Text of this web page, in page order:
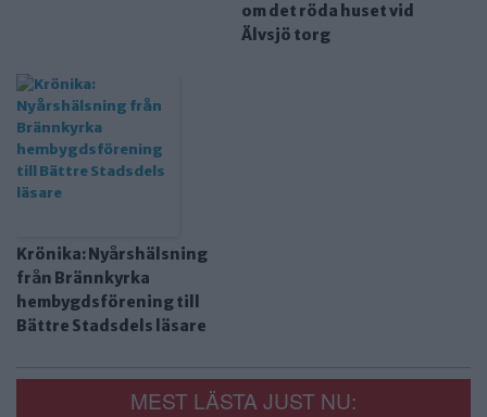
om det röda huset vid
Älvsjö torg
Krönika: Nyårshälsning
från Brännkyrka
hembygdsförening till
Bättre Stadsdels läsare
MEST LÄSTA JUST NU: